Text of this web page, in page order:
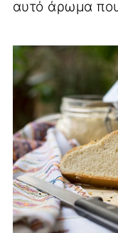
αυτό άρωμα